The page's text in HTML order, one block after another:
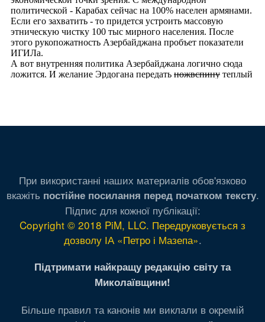
При використанні наших материалів обов'язково
вкажіть постійне посилання перед початком тексту.
Підпис для кожної публікації:
Copyright © 2018 PiM, LLC. Передруковується з
дозволу ІА «Петро і Мазепа».
Підтримати найкращу редакцію світу та
Миколаївщини!
Більше правил та канонів ми виклали в окремій